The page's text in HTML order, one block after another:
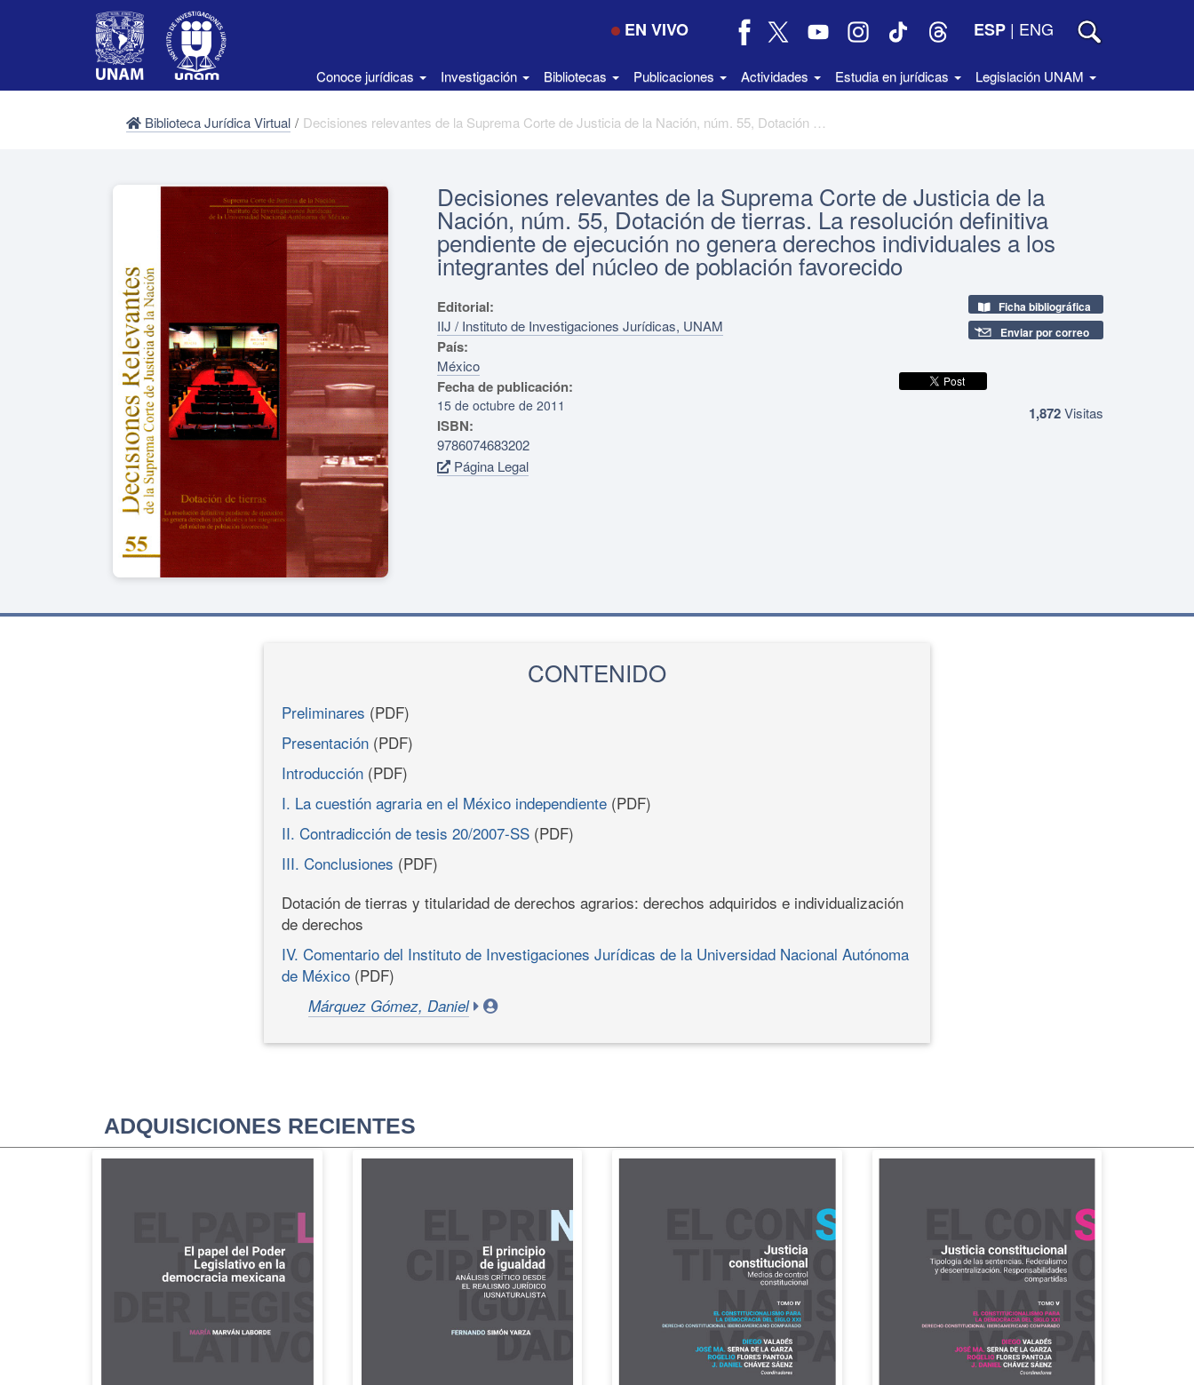
EN VIVO ESP | ENG
Conoce jurídicas Investigación Bibliotecas Publicaciones Actividades Estudia en jurídicas Legislación UNAM
Biblioteca Jurídica Virtual / Decisiones relevantes de la Suprema Corte de Justicia de la Nación, núm. 55, Dotación de tierras. La resolución definitiva pendiente de ejecución no genera derechos individuales a los integrantes del núcleo de población favorecido
Decisiones relevantes de la Suprema Corte de Justicia de la
Nación, núm. 55, Dotación de tierras. La resolución definitiva
pendiente de ejecución no genera derechos individuales a los
integrantes del núcleo de población favorecido
Editorial:
IIJ / Instituto de Investigaciones Jurídicas, UNAM
País:
México
Fecha de publicación:
15 de octubre de 2011
ISBN:
9786074683202
Página Legal
Ficha bibliográfica
Enviar por correo
1,872Visitas
CONTENIDO
Preliminares (PDF)
Presentación (PDF)
Introducción (PDF)
I. La cuestión agraria en el México independiente (PDF)
II. Contradicción de tesis 20/2007-SS (PDF)
III. Conclusiones (PDF)
Dotación de tierras y titularidad de derechos agrarios: derechos adquiridos e individualización
de derechos
IV. Comentario del Instituto de Investigaciones Jurídicas de la Universidad Nacional Autónoma
de México (PDF)
Márquez Gómez, Daniel
ADQUISICIONES RECIENTES